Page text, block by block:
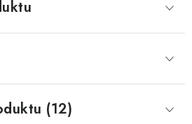
(12)